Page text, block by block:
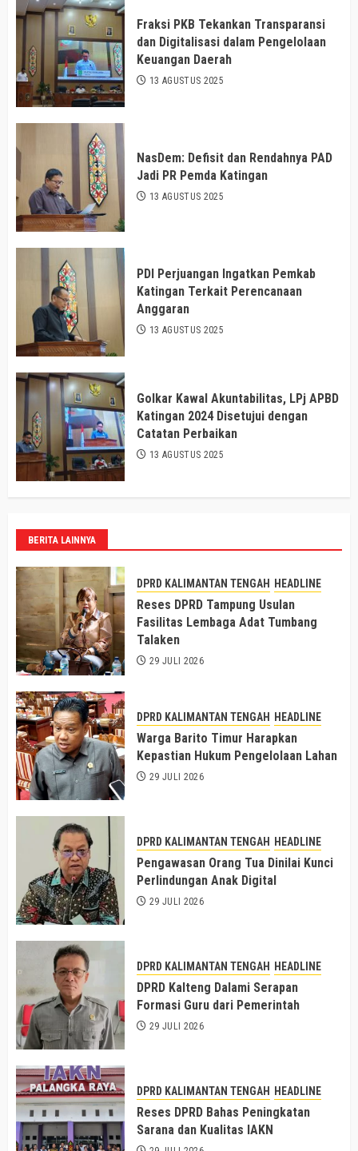
Fraksi PKB Tekankan Transparansi
dan Digitalisasi dalam Pengelolaan
Keuangan Daerah
13 AGUSTUS 2025
NasDem: Defisit dan Rendahnya PAD
Jadi PR Pemda Katingan
13 AGUSTUS 2025
PDI Perjuangan Ingatkan Pemkab
Katingan Terkait Perencanaan
Anggaran
13 AGUSTUS 2025
Golkar Kawal Akuntabilitas, LPj APBD
Katingan 2024 Disetujui dengan
Catatan Perbaikan
13 AGUSTUS 2025
BERITA LAINNYA
DPRD KALIMANTAN TENGAH HEADLINE
Reses DPRD Tampung Usulan
Fasilitas Lembaga Adat Tumbang
Talaken
29 JULI 2026
DPRD KALIMANTAN TENGAH HEADLINE
Warga Barito Timur Harapkan
Kepastian Hukum Pengelolaan Lahan
29 JULI 2026
DPRD KALIMANTAN TENGAH HEADLINE
Pengawasan Orang Tua Dinilai Kunci
Perlindungan Anak Digital
29 JULI 2026
DPRD KALIMANTAN TENGAH HEADLINE
DPRD Kalteng Dalami Serapan
Formasi Guru dari Pemerintah
29 JULI 2026
DPRD KALIMANTAN TENGAH HEADLINE
Reses DPRD Bahas Peningkatan
Sarana dan Kualitas IAKN